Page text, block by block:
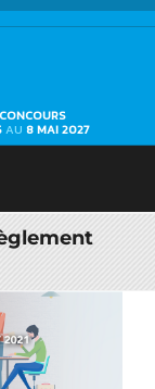
CONCOURS
AU 8 MAI 2027